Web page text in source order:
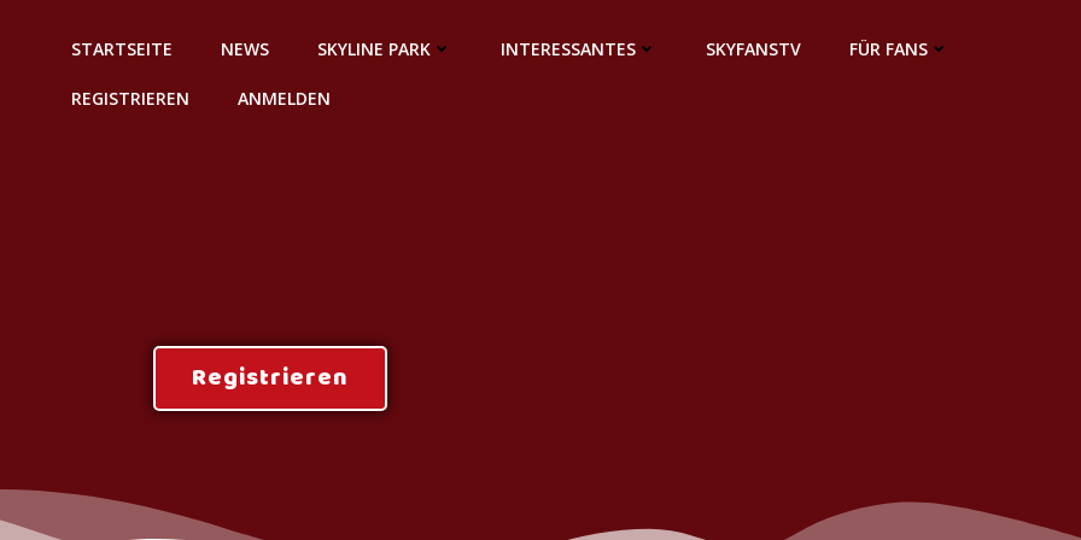
STARTSEITE NEWS SKYLINE PARK INTERESSANTES SKYFANSTV FÜR FANS
REGISTRIEREN ANMELDEN
Registrieren